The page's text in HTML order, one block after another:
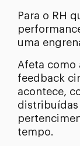
Para o RH
uma
Afeta como
feedback
acontece,
distribuídas
tempo.